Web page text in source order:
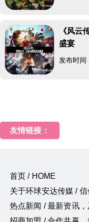
《风云
盛宴
发布时
友情链接：
首页 / HOME
关于环球安达传媒 /
热点新闻 / 最新资讯